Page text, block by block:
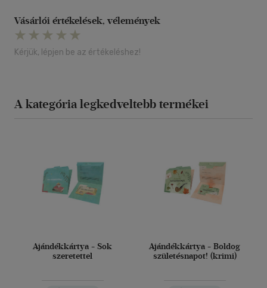
Vásárlói értékelések, vélemények
Kérjük, lépjen be az értékeléshez!
A kategória legkedveltebb termékei
Ajándékkártya - Sok
szeretettel
Ajándékkártya - Boldog
születésnapot! (krimi)